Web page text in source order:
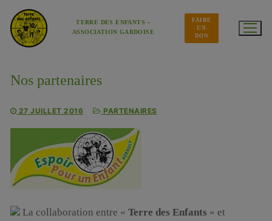
contenu
TERRE DES ENFANTS –
ASSOCIATION GARDOISE
FAIRE
UN
DON
Nos partenaires
27 JUILLET 2016 PARTENAIRES
La collaboration entre « Terre des Enfants » et